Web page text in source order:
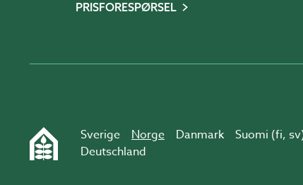
PRISFORESPØRSEL
Sverige Norge Danmark Suomi (fi, sv
Deutschland